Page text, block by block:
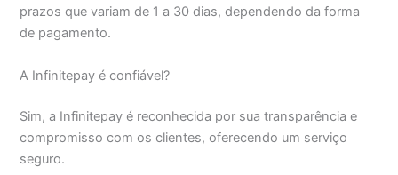
prazos que variam de 1 a 30 dias, dependendo da forma
de pagamento.
A Infinitepay é confiável?
Sim, a Infinitepay é reconhecida por sua transparência e
compromisso com os clientes, oferecendo um serviço
seguro.